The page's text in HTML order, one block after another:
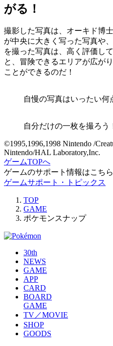
がる！
撮影した写真は、オーキド博
が中央に大きく写った写真や
を撮った写真は、高く評価し
と、冒険できるエリアが広が
ことができるのだ！
自慢の写真はいったい何
自分だけの一枚を撮ろう
©1995,1996,1998 Nintendo /
Nintendo/HAL Laboratory,Inc.
ゲームTOPへ
ゲームのサポート情報はこちら
ゲームサポート・トピックス
TOP
GAME
ポケモンスナップ
30th
NEWS
GAME
APP
CARD
BOARD
GAME
TV／MOVIE
SHOP
GOODS